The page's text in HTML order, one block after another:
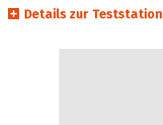
Details zur Teststation